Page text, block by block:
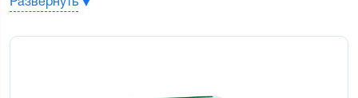
Отличительные особенности ПР102: